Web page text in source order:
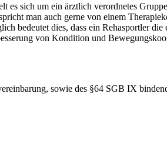
es sich um ein ärztlich verordnetes
man auch gerne von einem
bedeutet dies, dass ein Rehasportler
von Kondition und
sowie des §64 SGB IX